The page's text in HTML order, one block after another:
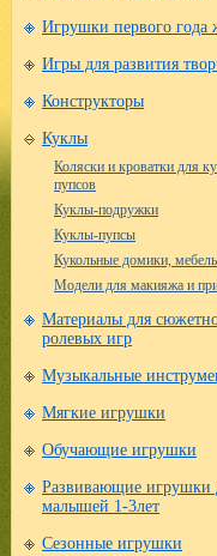
Игрушки первого года
Игры для развития
Конструкторы
Куклы
Коляски и кроватки для
пупсов
Куклы-подружки
Куклы-пупсы
Кукольные домики, мебель
Модели для макияжа и
Материалы для
ролевых игр
Музыкальные
Мягкие игрушки
Обучающие игрушки
Развивающие игрушки
малышей 1-3лет
Сезонные игрушки